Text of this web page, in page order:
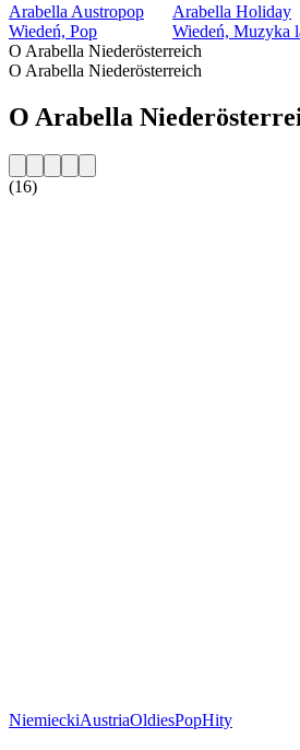
Arabella Austropop
Wiedeń, Pop
Arabella Holiday
Wiedeń, Muzyka
O Arabella Niederösterreich
O Arabella Niederösterreich
O Arabella
(16)
NiemieckiAustriaOldiesPopHity